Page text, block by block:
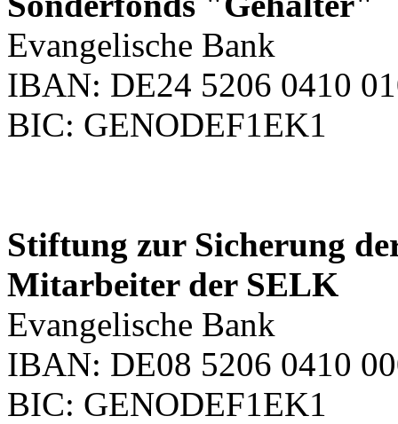
Evangelische Bank
IBAN: DE24 5206 0410
BIC: GENODEF1EK1
Stiftung zur Sicherung
Mitarbeiter der SELK
Evangelische Bank
IBAN: DE08 5206 0410
BIC: GENODEF1EK1